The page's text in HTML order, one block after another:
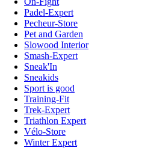
Padel-Expert
Pecheur-Store
Pet and Garden
Slowood Interior
Smash-Expert
Sneak'In
Sneakids
Sport is good
Training-Fit
Trek-Expert
Triathlon Expert
Vélo-Store
Winter Expert